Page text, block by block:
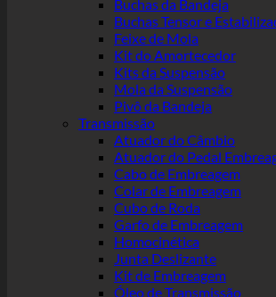
Buchas da Bandeja
Buchas Tensor e
Feixe de Mola
Kit do Amortecedor
Kits da Suspensão
Mola da Suspensão
Pivô da Bandeja
Transmissão
Atuador do Câmbio
Atuador do Pedal
Cabo de Embreagem
Colar de Embreagem
Cubo de Roda
Garfo de Embreagem
Homocinética
Junta Deslizante
Kit de Embreagem
Óleo de Transmissão